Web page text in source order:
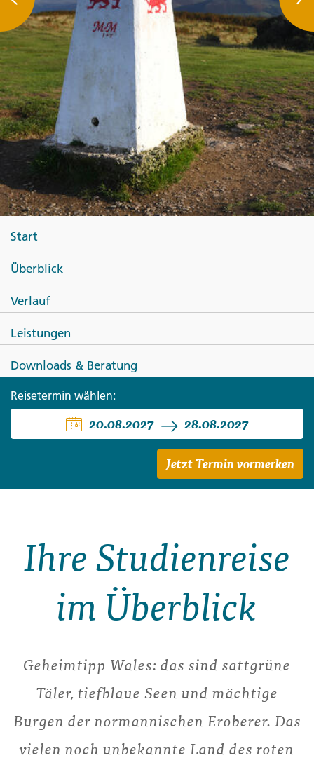
Wales ─ das unbekannte Land
des roten Drachen
Start
Überblick
Verlauf
Leistungen
Downloads & Beratung
Reisetermin wählen:
20.08.2027 28.08.2027
Jetzt Termin vormerken
Ihre Studienreise
im Überblick
Geheimtipp Wales: das sind sattgrüne
Täler, tiefblaue Seen und mächtige
Burgen der normannischen Eroberer. Das
vielen noch unbekannte Land des roten